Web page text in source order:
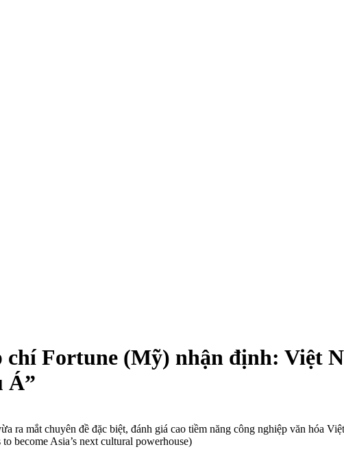
Fortune (Mỹ) nhận định: Việt
Á”
ra mắt chuyên đề đặc biệt, đánh giá cao tiềm năng công nghiệp văn hóa
become Asia’s next cultural powerhouse)